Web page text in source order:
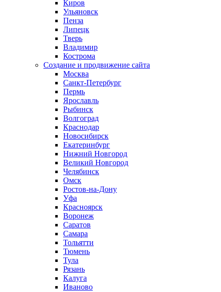
Киров
Ульяновск
Пенза
Липецк
Тверь
Владимир
Кострома
Создание и продвижение сайта
Москва
Санкт-Петербург
Пермь
Ярославль
Рыбинск
Волгоград
Краснодар
Новосибирск
Екатеринбург
Нижний Новгород
Великий Новгород
Челябинск
Омск
Ростов-на-Дону
Уфа
Красноярск
Воронеж
Саратов
Самара
Тольятти
Тюмень
Тула
Рязань
Калуга
Иваново